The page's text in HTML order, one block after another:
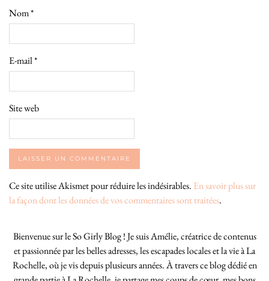
Nom*
E-mail*
Site web
Ce site utilise Akismet pour réduire les indésirables. En savoir plus sur
la façon dont les données de vos commentaires sont traitées.
Bienvenue sur le So Girly Blog ! Je suis Amélie, créatrice de contenus
et passionnée par les belles adresses, les escapades locales et la vie à La
Rochelle, où je vis depuis plusieurs années. À travers ce blog dédié en